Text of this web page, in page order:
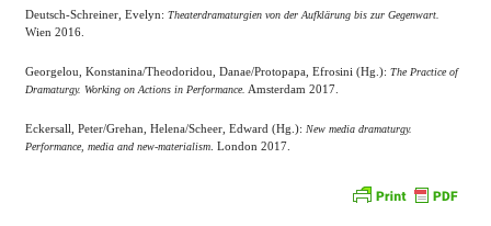
Deutsch-Schreiner, Evelyn: Theaterdramaturgien von der Aufklärung bis zur Gegenwart.
Wien 2016.
Georgelou, Konstanina/Theodoridou, Danae/Protopapa, Efrosini (Hg.): The Practice of
Dramaturgy. Working on Actions in Performance. Amsterdam 2017.
Eckersall, Peter/Grehan, Helena/Scheer, Edward (Hg.): New media dramaturgy.
Performance, media and new-materialism . London 2017.